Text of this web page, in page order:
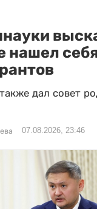
нашел
дал совет
07.08.2026, 23:46